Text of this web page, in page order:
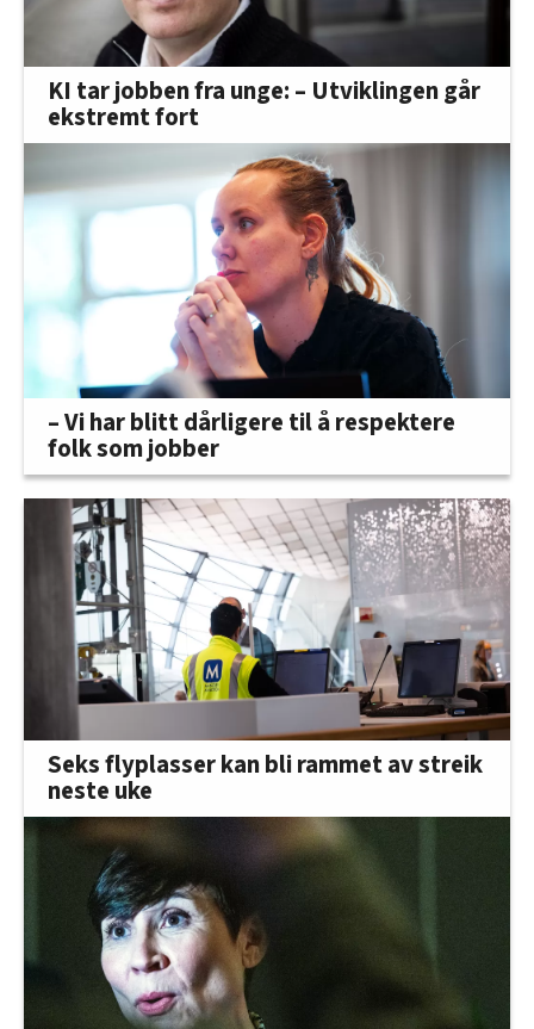
KI tar jobben fra unge: – Utviklingen går
ekstremt fort
– Vi har blitt dårligere til å respektere
folk som jobber
Seks flyplasser kan bli rammet av streik
neste uke